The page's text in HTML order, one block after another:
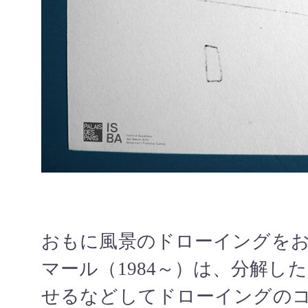
おもに風景のドローイングを
マール（1984～）は、分解し
せるなどしてドローイングの